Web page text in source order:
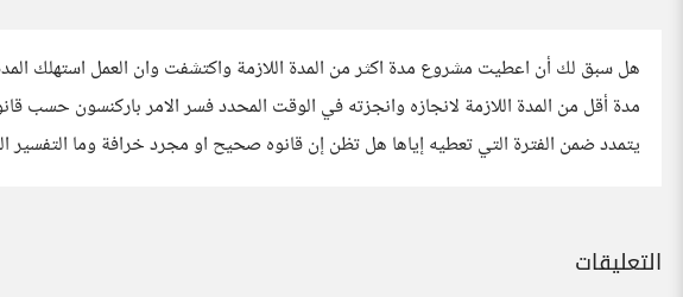
هل سبق لك أن اعطيت مشروع مدة اكثر من المدة اللازمة واكتشفت وان العمل استهلك
مدة أقل من المدة اللازمة لانجازه وانجزته في الوقت المحدد فسر الامر باركنسون حسب
يتمدد ضمن الفترة التي تعطيه إياها هل تظن إن قانوه صحيح او مجرد خرافة وما التفسير
التعليقات